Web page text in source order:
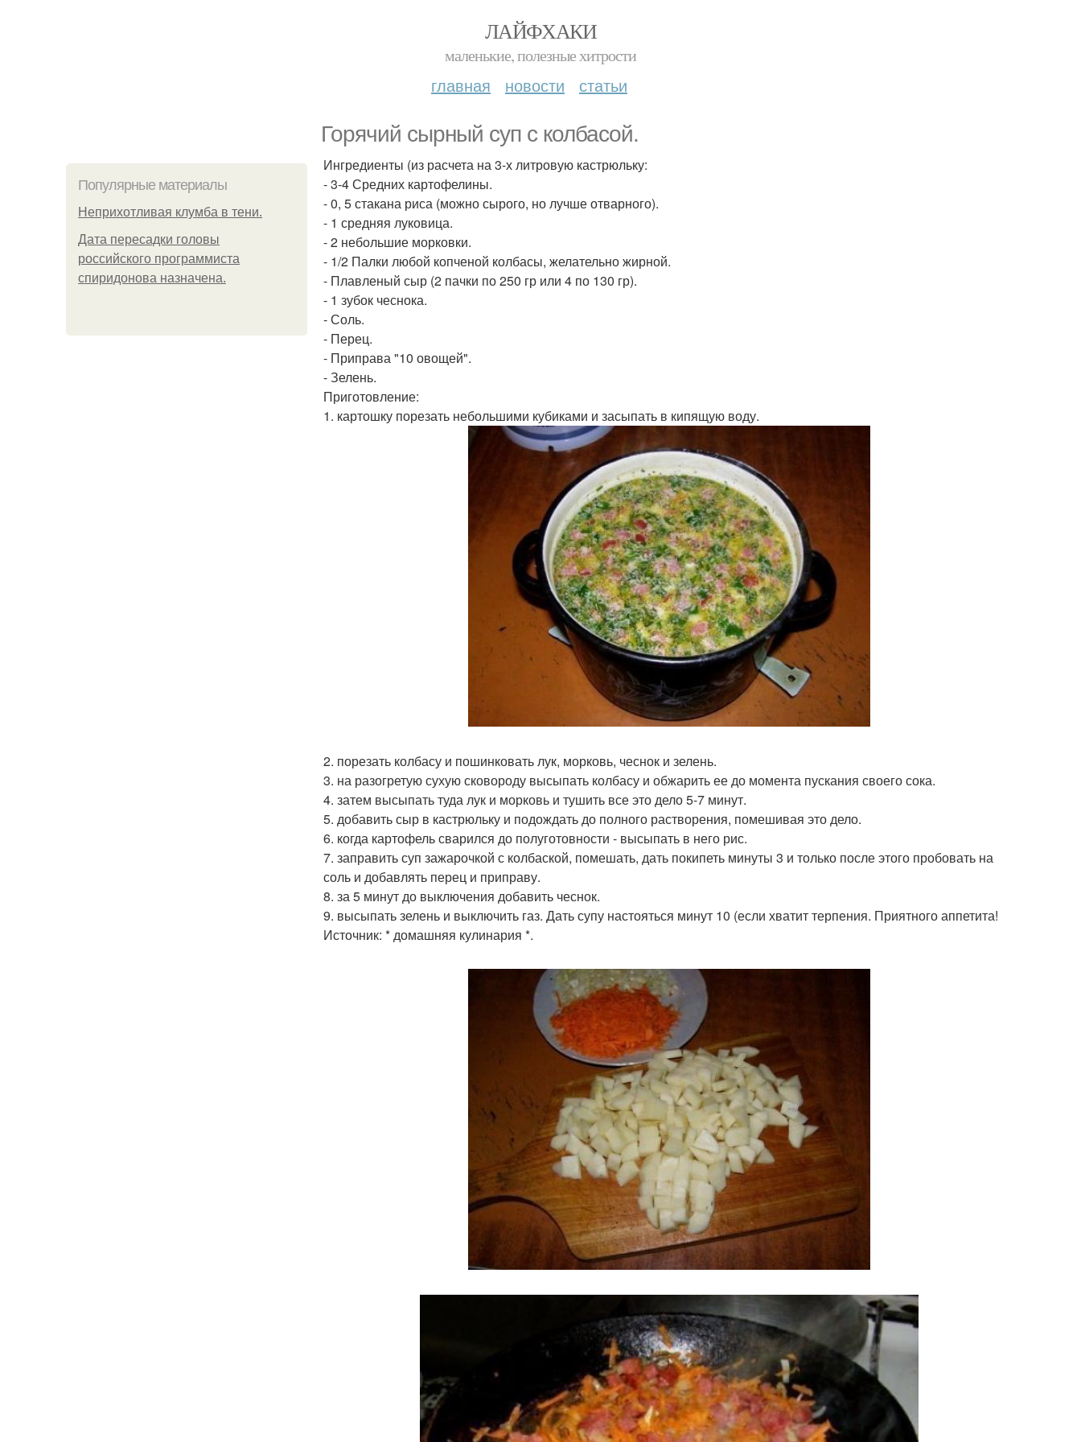
ЛАЙФХАКИ
маленькие, полезные хитрости
главная новости статьи
Горячий сырный суп с колбасой.
Популярные материалы
Неприхотливая клумба в тени.
Дата пересадки головы
российского программиста
спиридонова назначена.
Ингредиенты (из расчета на 3-х литровую кастрюльку:
- 3-4 Средних картофелины.
- 0, 5 стакана риса (можно сырого, но лучше отварного).
- 1 средняя луковица.
- 2 небольшие морковки.
- 1/2 Палки любой копченой колбасы, желательно жирной.
- Плавленый сыр (2 пачки по 250 гр или 4 по 130 гр).
- 1 зубок чеснока.
- Соль.
- Перец.
- Приправа "10 овощей".
- Зелень.
Приготовление:
1. картошку порезать небольшими кубиками и засыпать в кипящую воду.
2. порезать колбасу и пошинковать лук, морковь, чеснок и зелень.
3. на разогретую сухую сковороду высыпать колбасу и обжарить ее до момента пускания своего сока.
4. затем высыпать туда лук и морковь и тушить все это дело 5-7 минут.
5. добавить сыр в кастрюльку и подождать до полного растворения, помешивая это дело.
6. когда картофель сварился до полуготовности - высыпать в него рис.
7. заправить суп зажарочкой с колбаской, помешать, дать покипеть минуты 3 и только после этого пробовать на
соль и добавлять перец и приправу.
8. за 5 минут до выключения добавить чеснок.
9. высыпать зелень и выключить газ. Дать супу настояться минут 10 (если хватит терпения. Приятного аппетита!
Источник: * домашняя кулинария *.